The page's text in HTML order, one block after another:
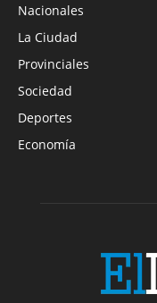
Nacionales
La Ciudad
Provinciales
Sociedad
Deportes
Economía